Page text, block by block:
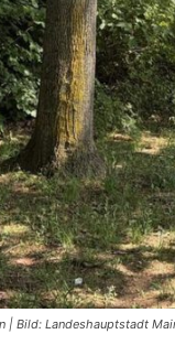
| Bild: Landeshauptstadt